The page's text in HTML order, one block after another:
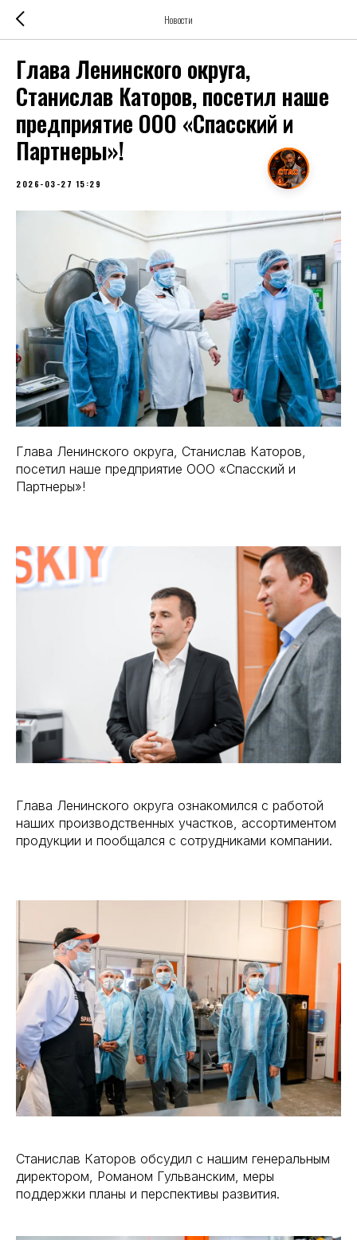
Новости
Глава Ленинского округа,
Станислав Каторов, посетил наше
предприятие ООО «Спасский и
Партнеры»!
2026-03-27 15:29
Глава Ленинского округа, Станислав Каторов,
посетил наше предприятие ООО «Спасский и
Партнеры»!
Глава Ленинского округа ознакомился с работой
наших производственных участков, ассортиментом
продукции и пообщался с сотрудниками компании.
Станислав Каторов обсудил с нашим генеральным
директором, Романом Гульванским, меры
поддержки планы и перспективы развития.